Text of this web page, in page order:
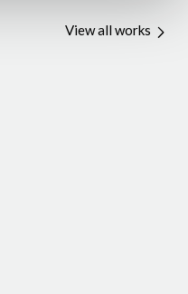
View all works